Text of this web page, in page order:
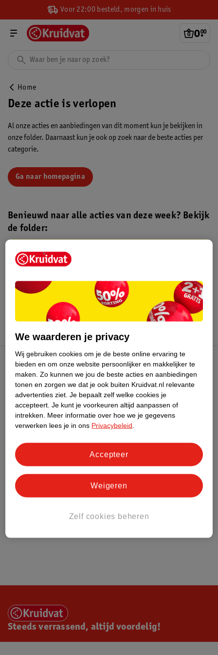
Voor 22:00 besteld, morgen in huis
0.
00
Home
Deze actie is verlopen
Al onze acties en aanbiedingen van dit moment kun je bekijken in
onze folder. Daarnaast kun je ook op zoek naar de beste acties per
categorie.
Ga naar homepagina
Benieuwd naar alle acties van deze week? Bekijk
de folder:
Kruidvat folder
augustus 2026.
Kruidvat Club
Klantenservice
Over Kruidvat
Steeds verrassend, altijd voordelig!
We waarderen je privacy
Wij gebruiken cookies om je de beste online ervaring te
bieden en om onze website persoonlijker en makkelijker te
maken. Zo kunnen we jou de beste acties en aanbiedingen
tonen en zorgen we dat je ook buiten Kruidvat.nl relevante
advertenties ziet. Je bepaalt zelf welke cookies je
accepteert. Je kunt je voorkeuren altijd aanpassen of
intrekken.
Meer informatie over hoe we je gegevens
verwerken lees je in ons Privacybeleid
Zelf cookies beheren
Weigeren
Accepteer